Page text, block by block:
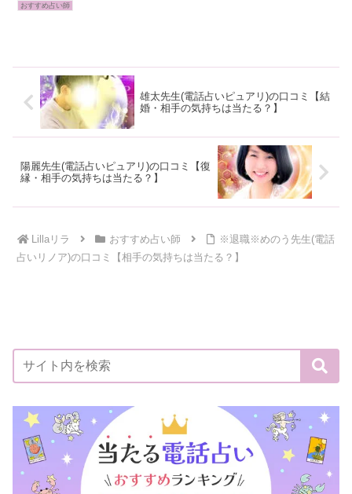
おすすめ占い師
雄太先生(電話占いピュアリ)の口コミ【結
婚・相手の気持ちは当たる？】
陽麗先生(電話占いピュアリ)の口コミ【復
縁・相手の気持ちは当たる？】
Lillaリラ おすすめ占い師
※退職※めのう先生(電話
占いリノア)の口コミ【相手の気持ちは当たる？】